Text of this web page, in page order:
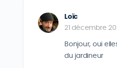
Loïc
21 décembre
Bonjour, oui
du jardineur